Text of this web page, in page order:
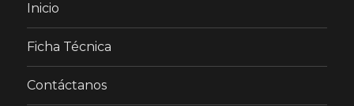
Inicio
Ficha Técnica
Contáctanos